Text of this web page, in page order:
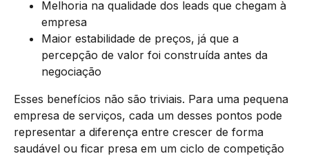
Melhoria na qualidade dos leads que chegam à
empresa
Maior estabilidade de preços, já que a
percepção de valor foi construída antes da
negociação
Esses benefícios não são triviais. Para uma pequena
empresa de serviços, cada um desses pontos pode
representar a diferença entre crescer de forma
saudável ou ficar presa em um ciclo de competição